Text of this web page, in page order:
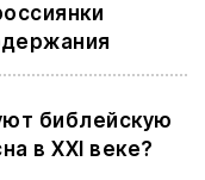
библейскую
в XXI веке?